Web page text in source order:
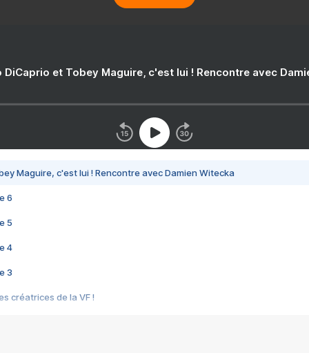
DiCaprio et Tobey Maguire, c'est lui ! Rencontre avec
Maguire, c'est lui ! Rencontre avec Damien Witecka
6
5
4
3
créatrices de la VF !